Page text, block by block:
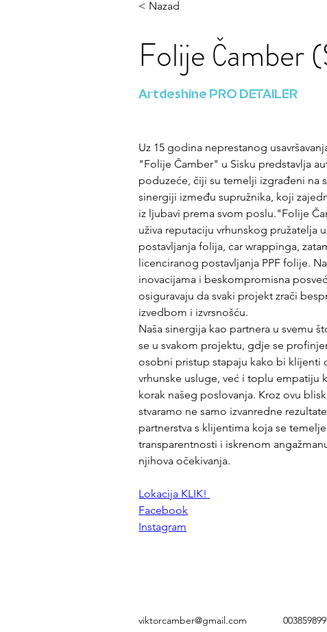
< Nazad
Folije Čamber
Artdeshine PRO DETAILER
Uz 15 godina neprestanog
"Folije Čamber" u Sisku predstavlja
poduzeće, čiji su temelji izgrađeni na
sinergiji između supružnika, koji
iz ljubavi prema svom poslu."Folije
uživa reputaciju vrhunskog pružatelja
postavljanja folija, car wrappinga,
licenciranog postavljanja PPF folije.
inovacijama i beskompromisna
osiguravaju da svaki projekt zrači
izvedbom i izvrsnošću.
Naša sinergija kao partnera u svemu
se u svakom projektu, gdje se
osobni pristup stapaju kako bi klijenti
vrhunske usluge, već i toplu empatiju
korak našeg poslovanja. Kroz ovu
stvaramo ne samo izvanredne
partnerstva s klijentima koja se
transparentnosti i iskrenom
njihova očekivanja.
Lokacija KLIK!
Facebook
Instagram
viktorcamber@gmail.com